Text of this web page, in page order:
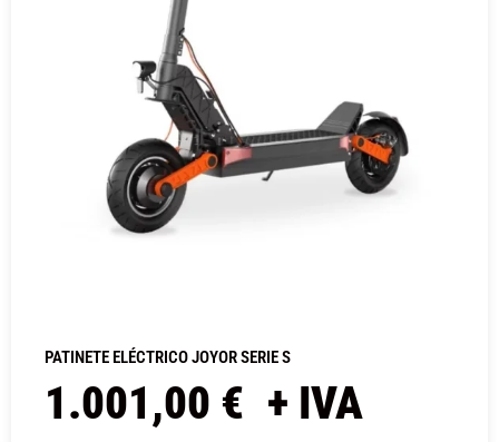
PATINETE ELÉCTRICO JOYOR SERIE S
1.001,00 € + IVA